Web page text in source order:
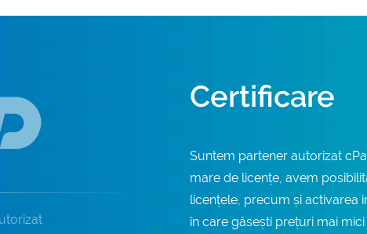
Certificare
Suntem partener autorizat
mare de licențe, avem
licențele, precum și activarea
în care găsești prețuri mai